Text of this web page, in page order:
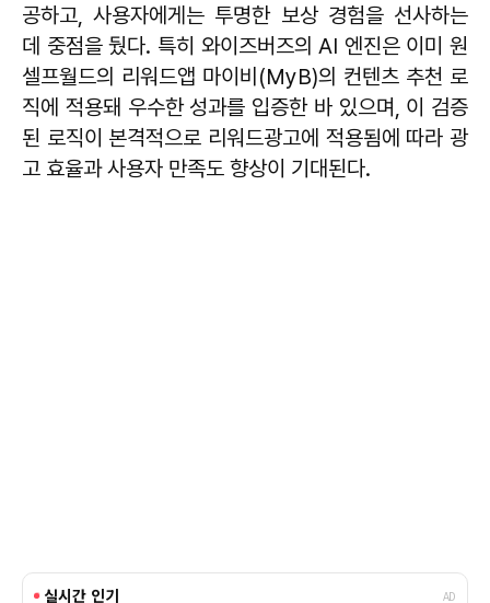
공하고, 사용자에게는 투명한 보상 경험을 선사하는
데 중점을 뒀다. 특히 와이즈버즈의 AI 엔진은 이미 원
셀프월드의 리워드앱 마이비(MyB)의 컨텐츠 추천 로
직에 적용돼 우수한 성과를 입증한 바 있으며, 이 검증
된 로직이 본격적으로 리워드광고에 적용됨에 따라 광
고 효율과 사용자 만족도 향상이 기대된다.